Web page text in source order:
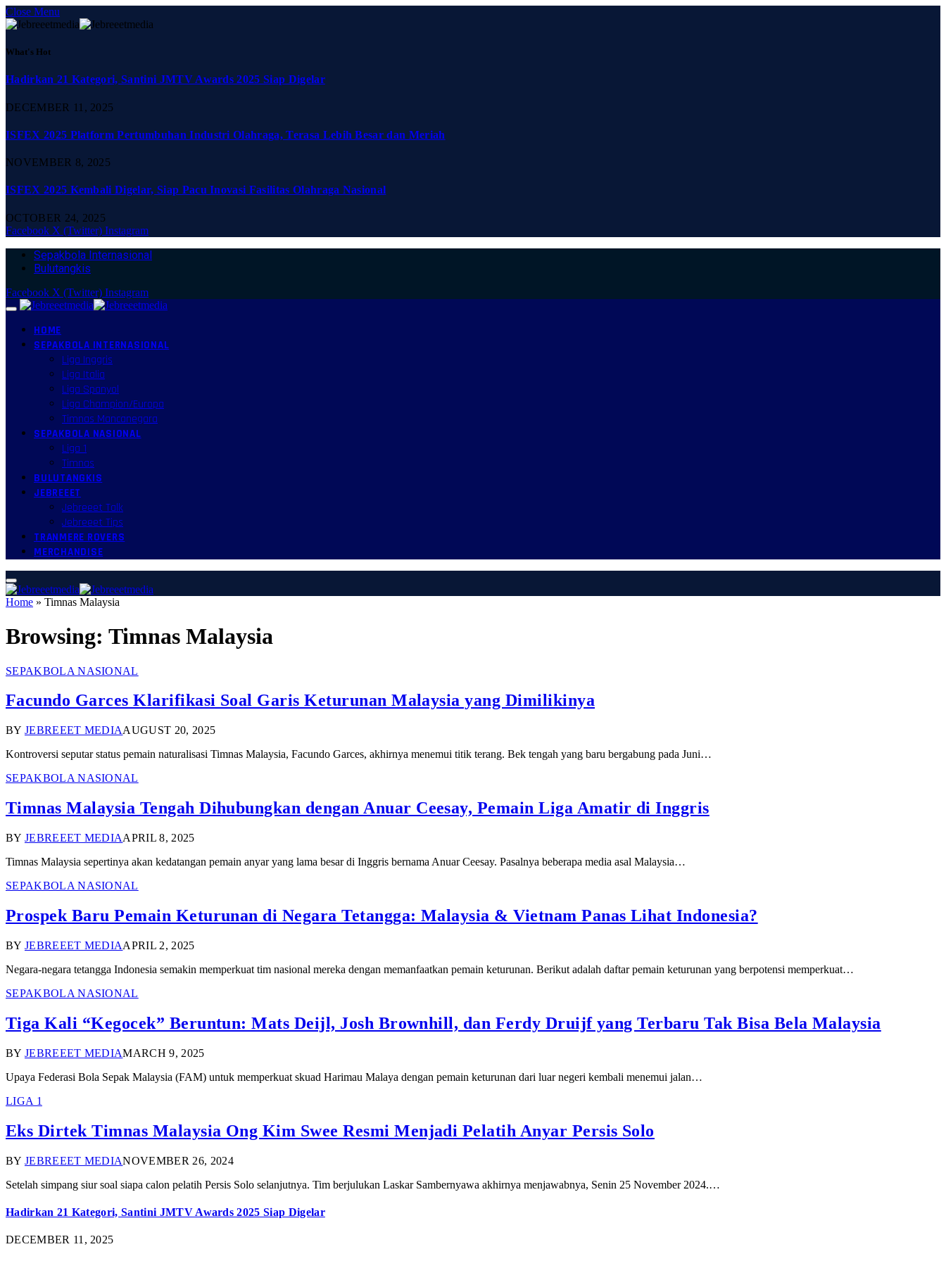
Close Menu
What's Hot
Hadirkan 21 Kategori, Santini JMTV Awards 2025 Siap Digelar
DECEMBER 11, 2025
ISFEX 2025 Platform Pertumbuhan Industri Olahraga, Terasa Lebih Besar dan Meriah
NOVEMBER 8, 2025
ISFEX 2025 Kembali Digelar, Siap Pacu Inovasi Fasilitas Olahraga Nasional
OCTOBER 24, 2025
Facebook X (Twitter) Instagram
Sepakbola Internasional
Bulutangkis
Facebook X (Twitter) Instagram
HOME
SEPAKBOLA INTERNASIONAL
Liga Inggris
Liga Italia
Liga Spanyol
Liga Champion/Europa
Timnas Mancanegara
SEPAKBOLA NASIONAL
Liga 1
Timnas
BULUTANGKIS
JEBREEET
Jebreeet Talk
Jebreeet Tips
TRANMERE ROVERS
MERCHANDISE
Home » Timnas Malaysia
Browsing: Timnas Malaysia
SEPAKBOLA NASIONAL
Facundo Garces Klarifikasi Soal Garis Keturunan Malaysia yang Dimilikinya
BY JEBREEET MEDIAAUGUST 20, 2025
Kontroversi seputar status pemain naturalisasi Timnas Malaysia, Facundo Garces, akhirnya menemui titik terang. Bek tengah yang baru bergabung pada Juni…
SEPAKBOLA NASIONAL
Timnas Malaysia Tengah Dihubungkan dengan Anuar Ceesay, Pemain Liga Amatir di Inggris
BY JEBREEET MEDIAAPRIL 8, 2025
Timnas Malaysia sepertinya akan kedatangan pemain anyar yang lama besar di Inggris bernama Anuar Ceesay. Pasalnya beberapa media asal Malaysia…
SEPAKBOLA NASIONAL
Prospek Baru Pemain Keturunan di Negara Tetangga: Malaysia & Vietnam Panas Lihat Indonesia?
BY JEBREEET MEDIAAPRIL 2, 2025
Negara-negara tetangga Indonesia semakin memperkuat tim nasional mereka dengan memanfaatkan pemain keturunan. Berikut adalah daftar pemain keturunan yang berpotensi memperkuat…
SEPAKBOLA NASIONAL
Tiga Kali “Kegocek” Beruntun: Mats Deijl, Josh Brownhill, dan Ferdy Druijf yang Terbaru Tak Bisa Bela Malaysia
BY JEBREEET MEDIAMARCH 9, 2025
Upaya Federasi Bola Sepak Malaysia (FAM) untuk memperkuat skuad Harimau Malaya dengan pemain keturunan dari luar negeri kembali menemui jalan…
LIGA 1
Eks Dirtek Timnas Malaysia Ong Kim Swee Resmi Menjadi Pelatih Anyar Persis Solo
BY JEBREEET MEDIANOVEMBER 26, 2024
Setelah simpang siur soal siapa calon pelatih Persis Solo selanjutnya. Tim berjulukan Laskar Sambernyawa akhirnya menjawabnya, Senin 25 November 2024.…
Hadirkan 21 Kategori, Santini JMTV Awards 2025 Siap Digelar
DECEMBER 11, 2025